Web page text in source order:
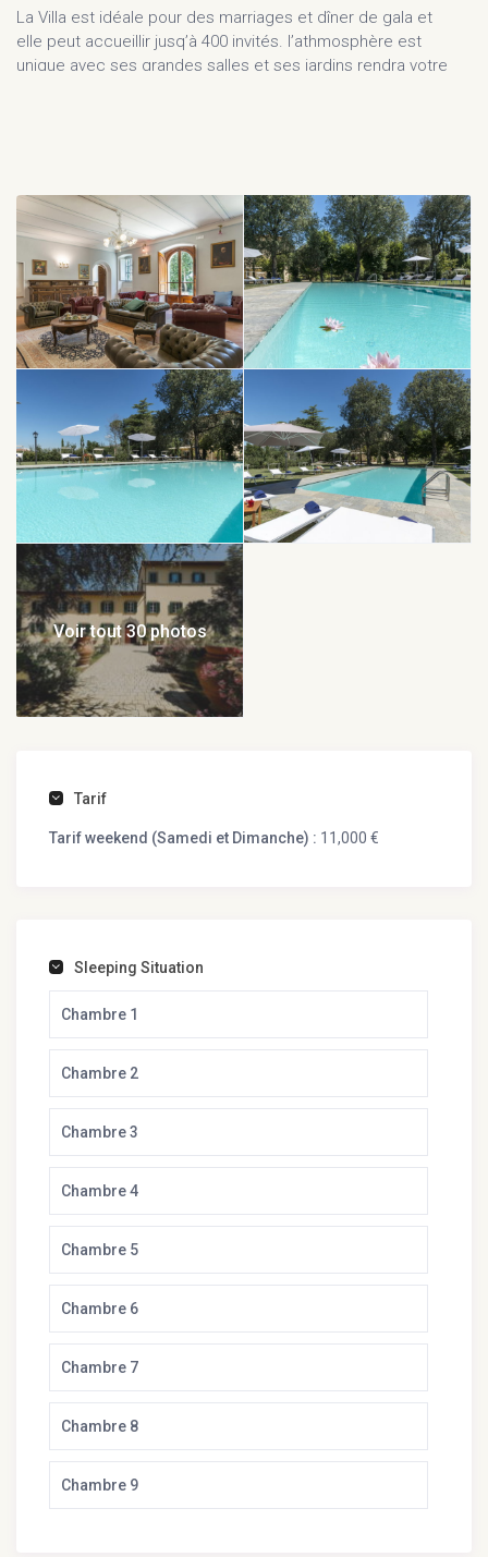
La Villa est idéale pour des marriages et dîner de gala et
elle peut accueillir jusq’à 400 invités. l’athmosphère est
unique avec ses grandes salles et ses jardins rendra votre
fresques dans l’étage noble qui est parfait pour de
réception intime. La vue prodigieuse sur le douces collines
de Cortona est parfait pour une marriage romantique.
La piscine est une gemme dans le parc est peut être
utiliser pour de cocktails et buffets.
Voir tout 30 photos
Tarif
Tarif weekend (Samedi et Dimanche) : 11,000 €
Sleeping Situation
Chambre 1
Chambre 2
Chambre 3
Chambre 4
Chambre 5
Chambre 6
Chambre 7
Chambre 8
Chambre 9